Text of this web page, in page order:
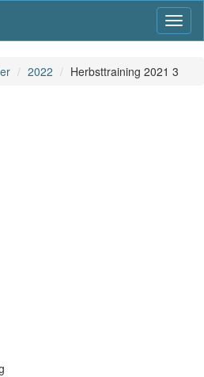
2022 Herbsttraining 2021 3